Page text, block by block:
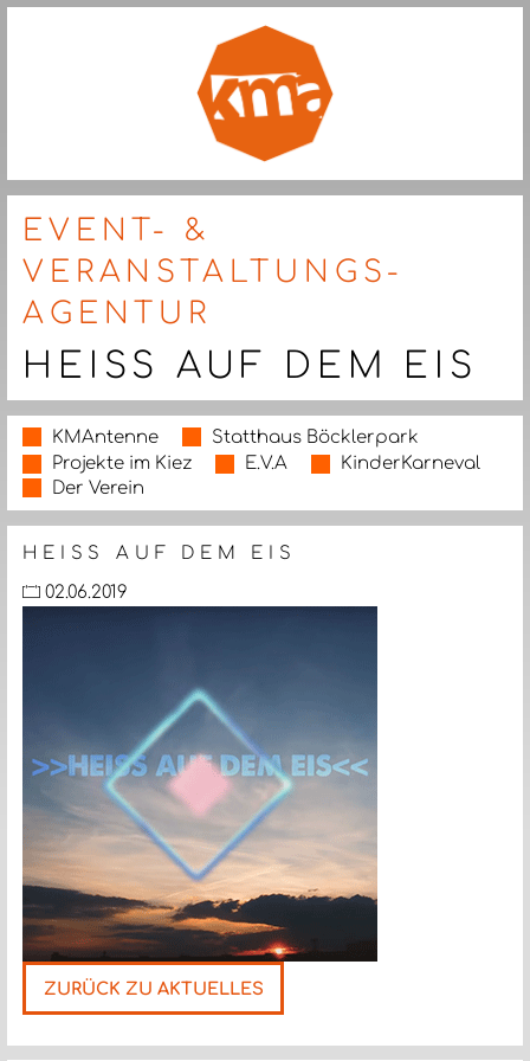
EVENT- &
VERANSTALTUNGS-
AGENTUR
HEISS AUF DEM EIS
KMAntenne
Statthaus Böcklerpark
Projekte im Kiez
E.V.A
KinderKarneval
Der Verein
HEISS AUF DEM EIS
02.06.2019
ZURÜCK ZU AKTUELLES
Nächste